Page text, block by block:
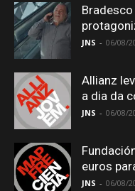
JNS - 06/08/
Allianz
a dia da
JNS - 06/08/
euros
JNS - 06/08/